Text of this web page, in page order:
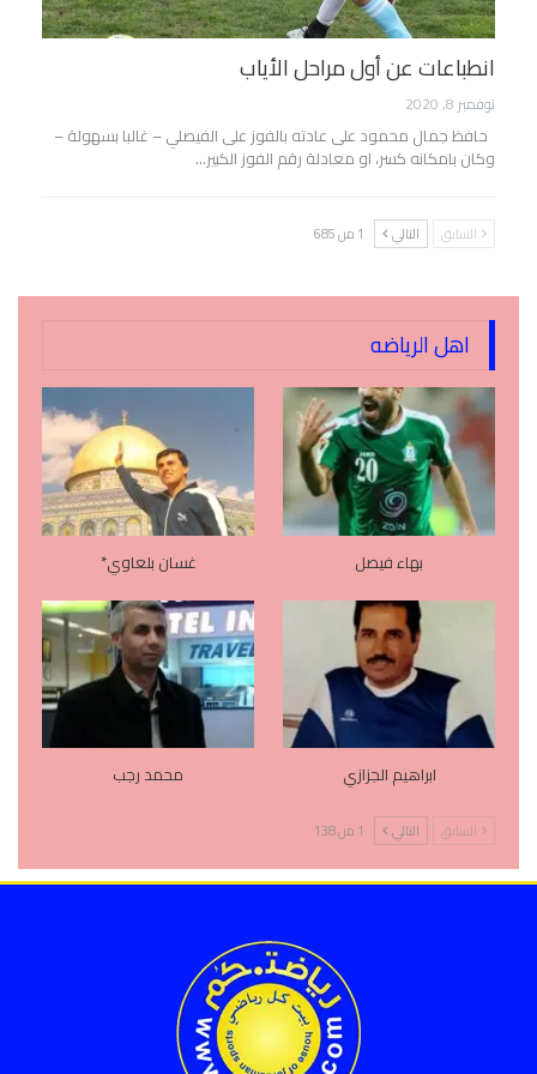
انطباعات عن أول مراحل الأياب
نوفمبر 8, 2020
حافظ جمال محمود على عادته بالفوز على الفيصلي – غالبا بسهولة –
وكان بامكانه كسر، او معادلة رقم الفوز الكبير…
السابق التالي 1 من 685
اهل الرياضه
بهاء فيصل غسان بلعاوي*
ابراهيم الجزازي محمد رجب
السابق التالي 1 من 138